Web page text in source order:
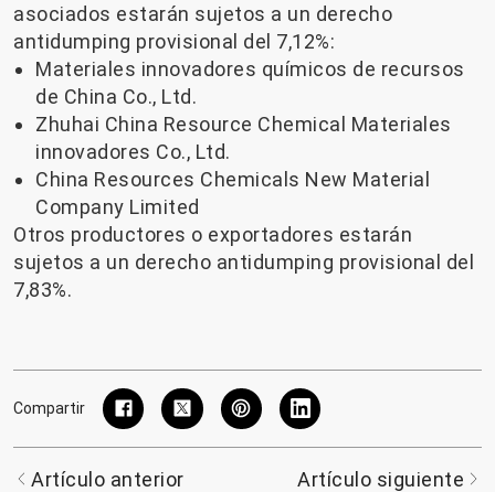
asociados estarán sujetos a un derecho
antidumping provisional del 7,12%:
Materiales innovadores químicos de recursos
de China Co., Ltd.
Zhuhai China Resource Chemical Materiales
innovadores Co., Ltd.
China Resources Chemicals New Material
Company Limited
Otros productores o exportadores estarán
sujetos a un derecho antidumping provisional del
7,83%.
Compartir
Artículo anterior Artículo siguiente